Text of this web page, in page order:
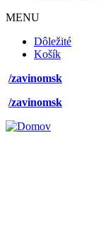
desktop
menu
MENU
Dôležité
Košík
/zavinomsk
/zavinomsk